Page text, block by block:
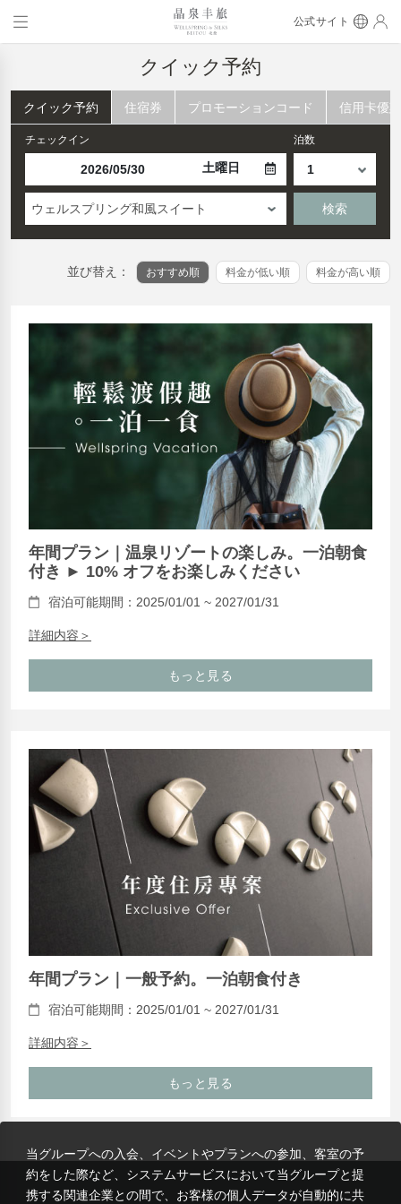
公式サイト
クイック予約
クイック予約 住宿券 プロモーションコード 信用卡優惠
チェックイン
土曜日
泊数
ウェルスプリング和風スイート 検索
並び替え： おすすめ順 料金が低い順 料金が高い順
年間プラン｜温泉リゾートの楽しみ。一泊朝食
付き ► 10% オフをお楽しみください
宿泊可能期間：2025/01/01 ~ 2027/01/31
詳細内容＞
もっと見る
年間プラン｜一般予約。一泊朝食付き
宿泊可能期間：2025/01/01 ~ 2027/01/31
詳細内容＞
もっと見る
当グループへの入会、イベントやプランへの参加、客室の予
約をした際など、システムサービスにおいて当グループと提
携する関連企業との間で、お客様の個人データが自動的に共